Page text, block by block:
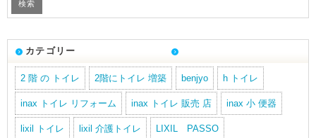
カテゴリー
2 階 の トイレ 2階にトイレ 増築 benjyo h トイレ
inax トイレ リフォーム inax トイレ 販売 店 inax 小 便器
lixil トイレ lixil 介護トイレ LIXIL PASSO